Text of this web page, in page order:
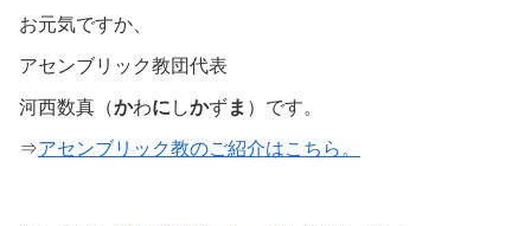
お元気ですか、
アセンブリック教団代表
河西数真（かわに しかずま ）です。
⇒アセンブリック教のご紹介はこちら。